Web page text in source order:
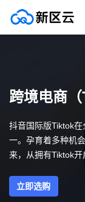
服务条款
拼团活动 HOT
跨境电商
抖音国际版Tiktok
一。孕育着多种机
来，从拥有Tiktok开
立即选购